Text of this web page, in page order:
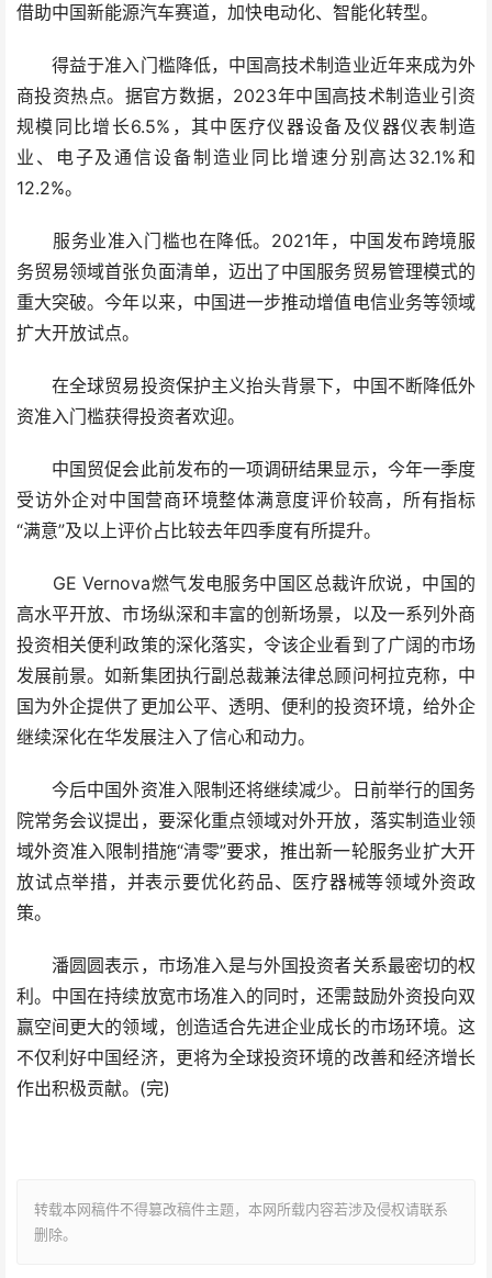
借助中国新能源汽车赛道，加快电动化、智能化转型。
得益于准入门槛降低，中国高技术制造业近年来成为外
商投资热点。据官方数据，2023年中国高技术制造业引资
规模同比增长6.5%，其中医疗仪器设备及仪器仪表制造
业、电子及通信设备制造业同比增速分别高达32.1%和
12.2%。
服务业准入门槛也在降低。2021年，中国发布跨境服
务贸易领域首张负面清单，迈出了中国服务贸易管理模式的
重大突破。今年以来，中国进一步推动增值电信业务等领域
扩大开放试点。
在全球贸易投资保护主义抬头背景下，中国不断降低外
资准入门槛获得投资者欢迎。
中国贸促会此前发布的一项调研结果显示，今年一季度
受访外企对中国营商环境整体满意度评价较高，所有指标
“满意”及以上评价占比较去年四季度有所提升。
GE Vernova燃气发电服务中国区总裁许欣说，中国的
高水平开放、市场纵深和丰富的创新场景，以及一系列外商
投资相关便利政策的深化落实，令该企业看到了广阔的市场
发展前景。如新集团执行副总裁兼法律总顾问柯拉克称，中
国为外企提供了更加公平、透明、便利的投资环境，给外企
继续深化在华发展注入了信心和动力。
今后中国外资准入限制还将继续减少。日前举行的国务
院常务会议提出，要深化重点领域对外开放，落实制造业领
域外资准入限制措施“清零”要求，推出新一轮服务业扩大开
放试点举措，并表示要优化药品、医疗器械等领域外资政
策。
潘圆圆表示，市场准入是与外国投资者关系最密切的权
利。中国在持续放宽市场准入的同时，还需鼓励外资投向双
赢空间更大的领域，创造适合先进企业成长的市场环境。这
不仅利好中国经济，更将为全球投资环境的改善和经济增长
作出积极贡献。(完)
转载本网稿件不得篡改稿件主题，本网所载内容若涉及侵权请联系
删除。